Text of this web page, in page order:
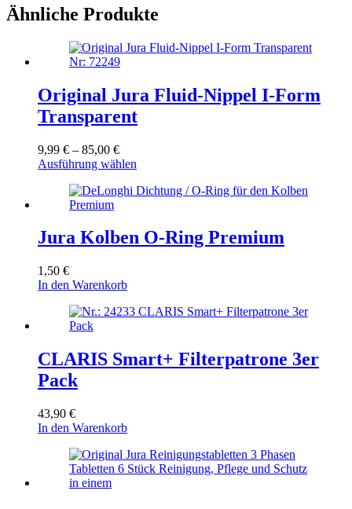
79,90 €
weist
mehrere
auf.
können
auf
der
Ähnliche Produkte
Original Jura Fluid-Nippel I-Form
Transparent
9,99 € – 85,00 €Preisspanne:
9,99 €
85,00 €
Ausführung wählen
weist
auf.
Die
der
Produktseite
Jura Kolben O-Ring Premium
1,50 €
In den Warenkorb
CLARIS Smart+ Filterpatrone 3er
Pack
43,90 €
In den Warenkorb